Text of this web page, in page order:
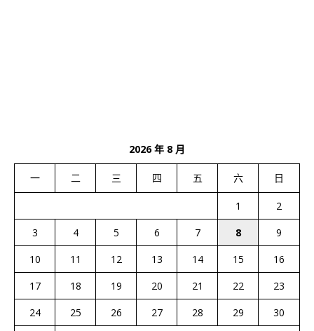
2026 年 8 月
一 二 三 四 五 六 日
1
2
3
4 5 6 7 8
9
10
11 12 13 14 15
16
17
18 19 20 21 22
23
24
25 26 27 28 29
30